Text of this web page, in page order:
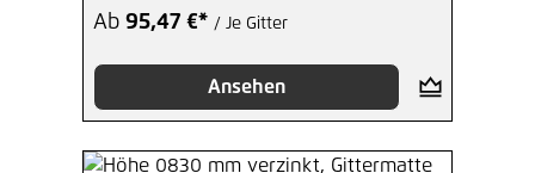
Ab 95,47 €* / Je Gitter
Ansehen